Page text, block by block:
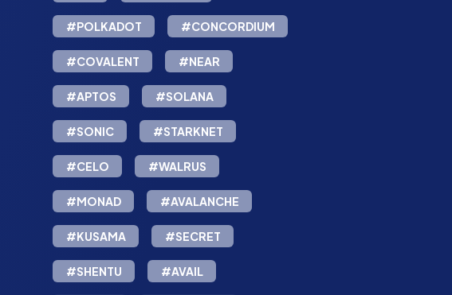
#POLKADOT #CONCORDIUM
#COVALENT #NEAR
#APTOS #SOLANA
#SONIC #STARKNET
#CELO #WALRUS
#MONAD #AVALANCHE
#KUSAMA #SECRET
#SHENTU #AVAIL